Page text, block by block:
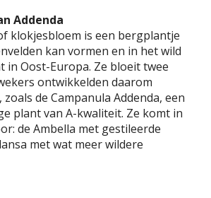
Addenda
klokjesbloem is een bergplantje
kan vormen en in het wild
in Oost-Europa. Ze bloeit twee
ontwikkelden daarom
de Campanula Addenda, een
plant van A-kwaliteit. Ze komt in
de Ambella met gestileerde
met wat meer wildere